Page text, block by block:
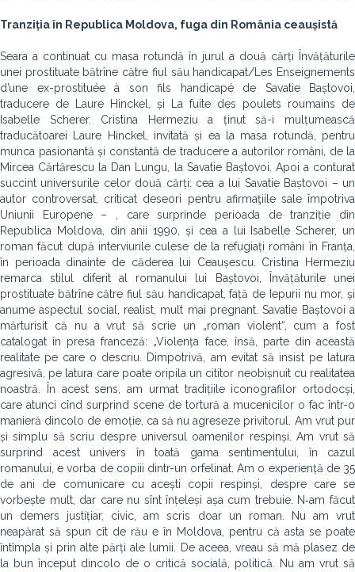
Tranziția în Republica Moldova, fuga din România ceaușistă
Seara a continuat cu masa rotundă în jurul a două cărți Învățăturile
unei prostituate bătrîne către fiul său handicapat/Les En­seignements
d’une ex-prostituée à son fils handicapé de Savatie Baștovoi,
traducere de Laure Hinckel, și La fuite des poulets roumains de
Isabelle Scherer. Cristina Hermeziu a ținut să-i mulțumească
traducătoarei Laure Hinckel, invitată și ea la masa rotundă, pentru
munca pasionantă și constantă de traducere a autorilor români, de la
Mircea Căr­tărescu la Dan Lungu, la Savatie Baștovoi. Apoi a conturat
succint universurile celor două cărți: cea a lui Savatie Baștovoi – un
autor controversat, criticat deseori pentru afirmaţiile sale împotriva
Uniunii Europene – , care surprinde perioada de tranziție din
Republica Moldova, din anii 1990, și cea a lui Isabelle Scherer, un
roman făcut după interviurile culese de la refugiați români în Franța,
în perioada dinainte de căderea lui Ceaușescu. Cristina Hermeziu
remarca stilul diferit al romanului lui Baștovoi, Învățăturile unei
prostituate bătrîne către fiul său handicapat, față de Iepurii nu mor, și
anume aspectul social, realist, mult mai pregnant. Savatie Baștovoi a
mărturisit că nu a vrut să scrie un „roman violent“, cum a fost
catalogat în presa franceză: „Violența face, însă, parte din această
realitate pe care o descriu. Dimpotrivă, am evitat să insist pe latura
agresivă, pe latura care poate oripila un cititor neobișnuit cu realitatea
noastră. În acest sens, am urmat tradițiile iconografilor ortodocși,
care atunci cînd surprind scene de tortură a mucenicilor o fac într-o
manieră dincolo de emoție, ca să nu agreseze privitorul. Am vrut pur
și simplu să scriu despre universul oamenilor respinși. Am vrut să
surprind acest univers în toată gama sentimentului, în cazul
romanului, e vorba de copiii dintr-un orfelinat. Am o experiență de 35
de ani de comunicare cu acești copii respinși, despre care se
vorbește mult, dar care nu sînt înțeleși așa cum trebuie. N‑am făcut
un demers justițiar, civic, am scris doar un roman. Nu am vrut
neapărat să spun cît de rău e în Moldova, pentru că asta se poate
întîmpla și prin alte părți ale lumii. De aceea, vreau să mă plasez de
la bun început dincolo de o critică socială, politică. Nu am vrut să